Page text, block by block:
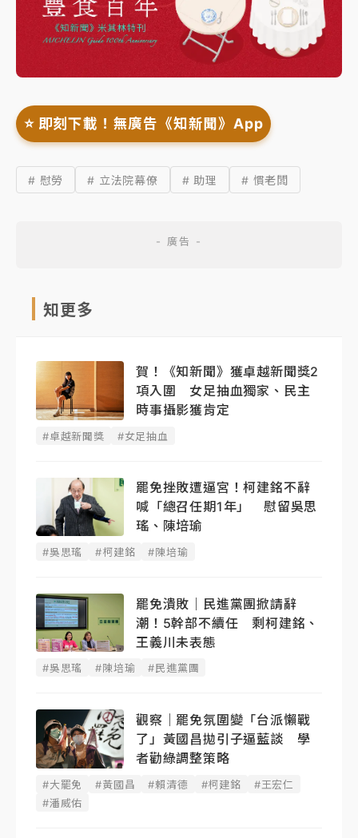
⭐️ 即刻下載！無廣告《知新聞》App
# 慰勞 # 立法院幕僚 # 助理 # 慣老闆
知更多
賀！《知新聞》獲卓越新聞獎2
項入圍 女足抽血獨家、民主
時事攝影獲肯定
#卓越新聞獎 #女足抽血
罷免挫敗遭逼宮！柯建銘不辭
喊「總召任期1年」 慰留吳思
瑤、陳培瑜
#吳思瑤 #柯建銘 #陳培瑜
罷免潰敗｜民進黨團掀請辭
潮！5幹部不續任 剩柯建銘、
王義川未表態
#吳思瑤 #陳培瑜 #民進黨團
觀察｜罷免氛圍變「台派懶戰
了」黃國昌拋引子逼藍談 學
者勸綠調整策略
#大罷免 #黃國昌 #賴清德 #柯建銘
#王宏仁
#潘威佑